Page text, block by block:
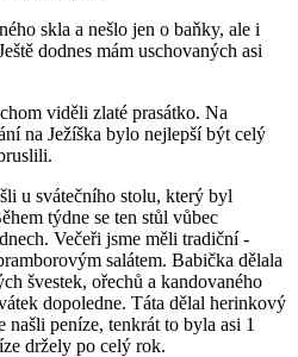
skla a nešlo jen o baňky, ale i
dodnes mám uschovaných asi
viděli zlaté prasátko. Na
na Ježíška bylo nejlepší být celý
u svátečního stolu, který byl
týdne se ten stůl vůbec
Večeři jsme měli tradiční -
salátem. Babička dělala
švestek, ořechů a kandovaného
dopoledne. Táta dělal herinkový
našli peníze, tenkrát to byla asi 1
držely po celý rok.